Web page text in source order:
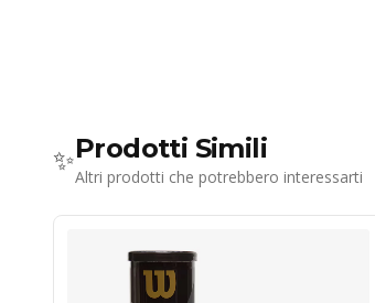
✨Prodotti Simili
Altri prodotti che potrebbero interessarti